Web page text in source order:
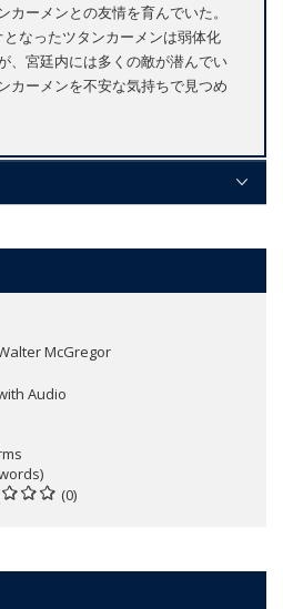
ーメンとの友情を育んでいた。
なったツタンカーメンは弱体化
、宮廷内には多くの敵が潜んでい
カーメンを不安な気持ちで見つめ
McGregor
Audio
(0)